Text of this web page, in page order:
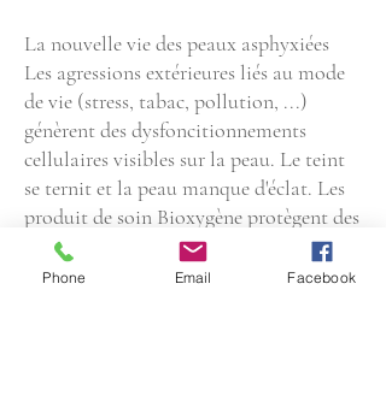
La nouvelle vie des peaux asphyxiées
Les agressions extérieures liés au mode
de vie (stress, tabac, pollution, ...)
génèrent des dysfoncitionnements
cellulaires visibles sur la peau. Le teint
se ternit et la peau manque d'éclat. Les
produit de soin Bioxygène protègent des
méfaits de l'environnement et redonnent
de l'éclat à la peau.
Phone Email Facebook